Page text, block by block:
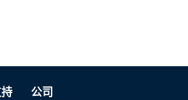
公司